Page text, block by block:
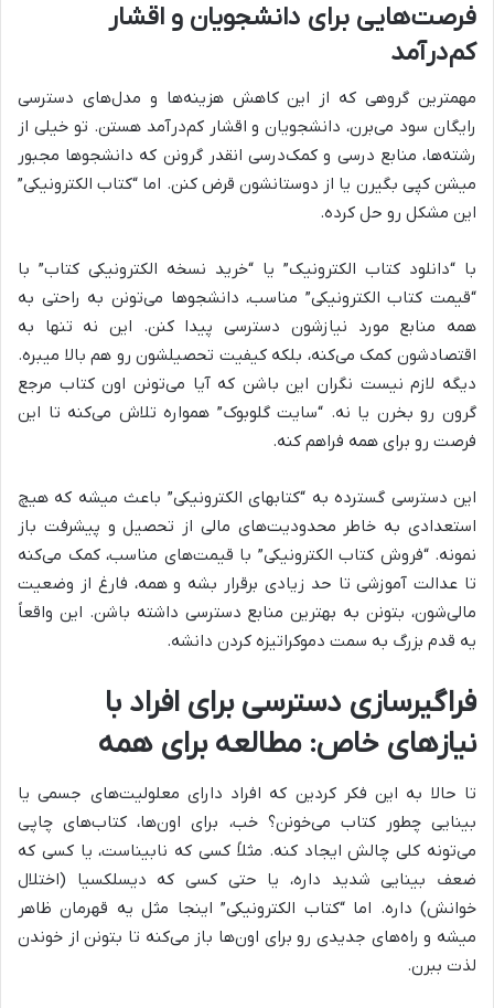
فرصت‌هایی برای دانشجویان و اقشار
کم‌درآمد
مهمترین گروهی که از این کاهش هزینه‌ها و مدل‌های دسترسی
رایگان سود می‌برن، دانشجویان و اقشار کم‌درآمد هستن. تو خیلی از
رشته‌ها، منابع درسی و کمک‌درسی انقدر گرونن که دانشجوها مجبور
میشن کپی بگیرن یا از دوستانشون قرض کنن. اما “کتاب الکترونیکی”
این مشکل رو حل کرده.
با “دانلود کتاب الکترونیک” یا “خرید نسخه الکترونیکی کتاب” با
“قیمت کتاب الکترونیکی” مناسب، دانشجوها می‌تونن به راحتی به
همه منابع مورد نیازشون دسترسی پیدا کنن. این نه تنها به
اقتصادشون کمک می‌کنه، بلکه کیفیت تحصیلشون رو هم بالا میبره.
دیگه لازم نیست نگران این باشن که آیا می‌تونن اون کتاب مرجع
گرون رو بخرن یا نه. “سایت گلوبوک” همواره تلاش می‌کنه تا این
فرصت رو برای همه فراهم کنه.
این دسترسی گسترده به “کتابهای الکترونیکی” باعث میشه که هیچ
استعدادی به خاطر محدودیت‌های مالی از تحصیل و پیشرفت باز
نمونه. “فروش کتاب الکترونیکی” با قیمت‌های مناسب، کمک می‌کنه
تا عدالت آموزشی تا حد زیادی برقرار بشه و همه، فارغ از وضعیت
مالی‌شون، بتونن به بهترین منابع دسترسی داشته باشن. این واقعاً
یه قدم بزرگ به سمت دموکراتیزه کردن دانشه.
فراگیرسازی دسترسی برای افراد با
نیازهای خاص: مطالعه برای همه
تا حالا به این فکر کردین که افراد دارای معلولیت‌های جسمی یا
بینایی چطور کتاب می‌خونن؟ خب، برای اون‌ها، کتاب‌های چاپی
می‌تونه کلی چالش ایجاد کنه. مثلاً کسی که نابیناست، یا کسی که
ضعف بینایی شدید داره، یا حتی کسی که دیسلکسیا (اختلال
خوانش) داره. اما “کتاب الکترونیکی” اینجا مثل یه قهرمان ظاهر
میشه و راه‌های جدیدی رو برای اون‌ها باز می‌کنه تا بتونن از خوندن
لذت ببرن.